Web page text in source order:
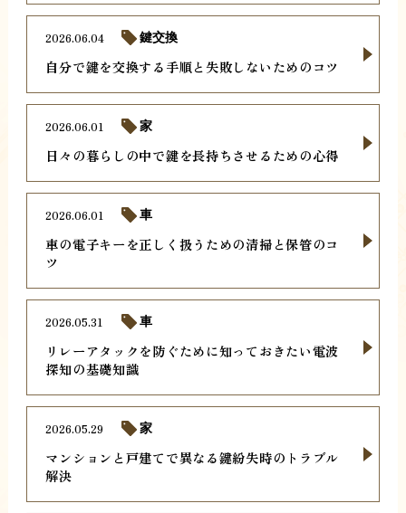
自分で鍵を交換する手順と失敗しないためのコツ
2026.06.04 鍵交換
日々の暮らしの中で鍵を長持ちさせるための心得
2026.06.01 家
車の電子キーを正しく扱うための清掃と保管のコ
ツ
2026.06.01 車
リレーアタックを防ぐために知っておきたい電波
探知の基礎知識
2026.05.31 車
マンションと戸建てで異なる鍵紛失時のトラブル
解決
2026.05.29 家